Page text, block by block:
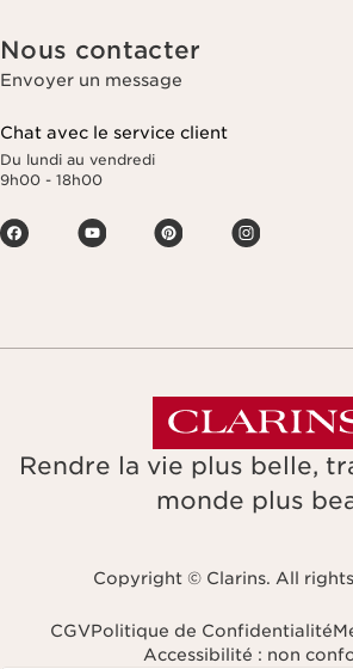
Nous contacter
Envoyer un message
Chat avec le service client
Du lundi au vendredi
9h00 - 18h00
Rendre la vie plus belle,
monde plus
Copyright © Clarins. All
CGVPolitique de Confidentialité
Accessibilité : non